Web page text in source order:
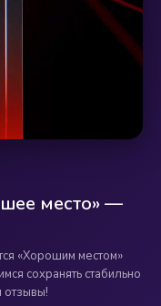
место» —
«Хорошим местом»
сохранять стабильно
отзывы!